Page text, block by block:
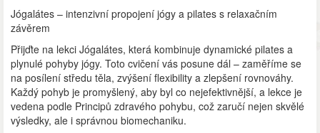
Jógalátes – intenzivní propojení jógy a pilates s relaxačním
závěrem
Přijďte na lekci Jógalátes, která kombinuje dynamické pilates a
plynulé pohyby jógy. Toto cvičení vás posune dál – zaměříme se
na posílení středu těla, zvýšení flexibility a zlepšení rovnováhy.
Každý pohyb je promyšlený, aby byl co nejefektivnější, a lekce je
vedena podle Principů zdravého pohybu, což zaručí nejen skvělé
výsledky, ale i správnou biomechaniku.